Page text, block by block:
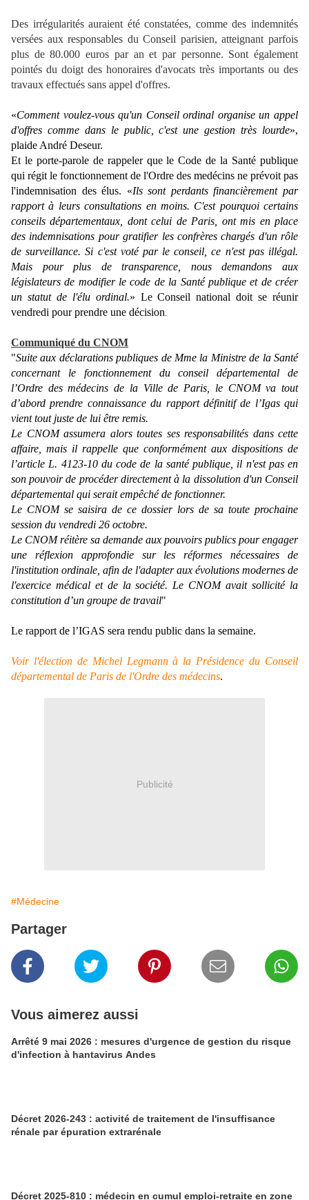
Des irrégularités auraient été constatées, comme des indemnités
versées aux responsables du Conseil parisien, atteignant parfois
plus de 80.000 euros par an et par personne. Sont également
pointés du doigt des honoraires d'avocats très importants ou des
travaux effectués sans appel d'offres.
«Comment voulez-vous qu'un Conseil ordinal organise un appel
d'offres comme dans le public, c'est une gestion très lourde»,
plaide André Deseur.
Et le porte-parole de rappeler que le Code de la Santé publique
qui régit le fonctionnement de l'Ordre des medécins ne prévoit pas
l'indemnisation des élus. «Ils sont perdants financièrement par
rapport à leurs consultations en moins. C'est pourquoi certains
conseils départementaux, dont celui de Paris, ont mis en place
des indemnisations pour gratifier les confrères chargés d'un rôle
de surveillance. Si c'est voté par le conseil, ce n'est pas illégal.
Mais pour plus de transparence, nous demandons aux
législateurs de modifier le code de la Santé publique et de créer
un statut de l'élu ordinal.» Le Conseil national doit se réunir
vendredi pour prendre une décision.
Communiqué du CNOM
"Suite aux déclarations publiques de Mme la Ministre de la Santé
concernant le fonctionnement du conseil départemental de
l’Ordre des médecins de la Ville de Paris, le CNOM va tout
d’abord prendre connaissance du rapport définitif de l’Igas qui
vient tout juste de lui être remis.
Le CNOM assumera alors toutes ses responsabilités dans cette
affaire, mais il rappelle que conformément aux dispositions de
l’article L. 4123-10 du code de la santé publique, il n'est pas en
son pouvoir de procéder directement à la dissolution d'un Conseil
départemental qui serait empêché de fonctionner.
Le CNOM se saisira de ce dossier lors de sa toute prochaine
session du vendredi 26 octobre.
Le CNOM réitère sa demande aux pouvoirs publics pour engager
une réflexion approfondie sur les réformes nécessaires de
l'institution ordinale, afin de l'adapter aux évolutions modernes de
l'exercice médical et de la société. Le CNOM avait sollicité la
constitution d’un groupe de travail"
Le rapport de l’IGAS sera rendu public dans la semaine.
Voir l'élection de Michel Legmann à la Présidence du Conseil
départemental de Paris de l'Ordre des médecins.
Publicité
#Médecine
Partager
Vous aimerez aussi
Arrêté 9 mai 2026 : mesures d'urgence de gestion du risque
d'infection à hantavirus Andes
Décret 2026-243 : activité de traitement de l'insuffisance
rénale par épuration extrarénale
Décret 2025-810 : médecin en cumul emploi-retraite en zone